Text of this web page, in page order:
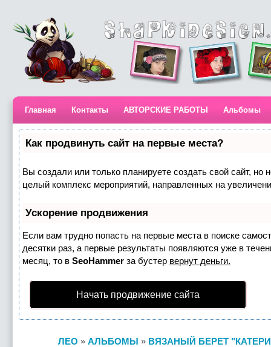
Главная Контакты АВТОРСКИЕ РАБОТЫ Альбомы
Как продвинуть сайт на первые места?
Вы создали или только планируете создать свой сайт, но
целый комплекс мероприятий, направленных на
Ускорение продвижения
Если вам трудно попасть на первые места в поиске
десятки раз, а первые результаты появляются уже в
месяц, то в SeoHammer за бустер вернут деньги.
Начать продвижение сайта
ЛЕО » АЛЬБОМЫ » ВЯЗАНЫЙ БЕРЕТ